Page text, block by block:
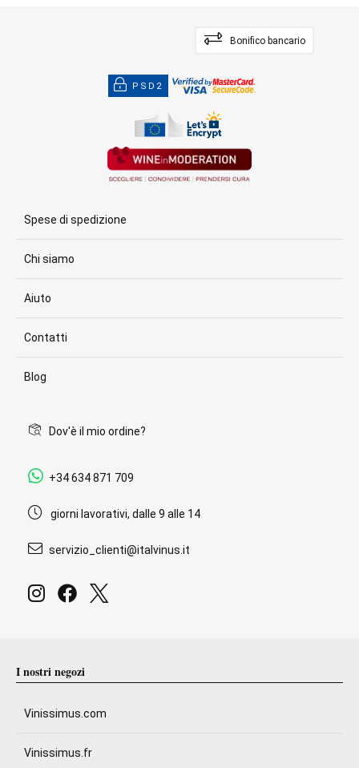
Bonifico bancario
PSD2
Spese di spedizione
Chi siamo
Aiuto
Contatti
Blog
Dov'è il mio ordine?
+34 634 871 709
giorni lavorativi, dalle 9 alle 14
servizio_clienti@italvinus.it
I nostri negozi
Vinissimus.com
Vinissimus.fr